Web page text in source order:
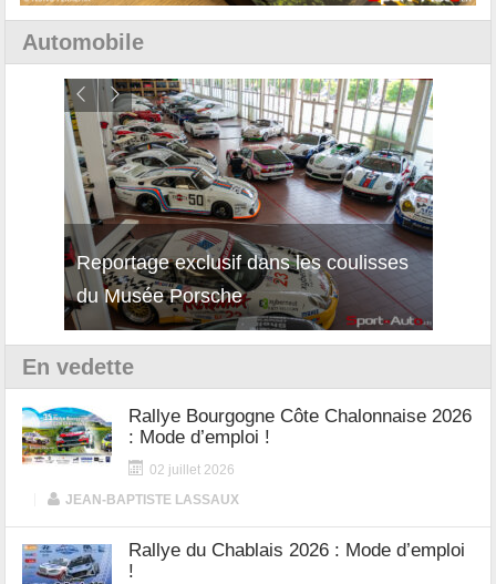
Automobile
Reportage exclusif dans les coulisses
du Musée Porsche
Découverte de la nouvelle Ferrari
12Cilindri Manuale
En vedette
Rallye Bourgogne Côte Chalonnaise 2026
: Mode d’emploi !
02 juillet 2026
JEAN-BAPTISTE LASSAUX
Rallye du Chablais 2026 : Mode d’emploi
!